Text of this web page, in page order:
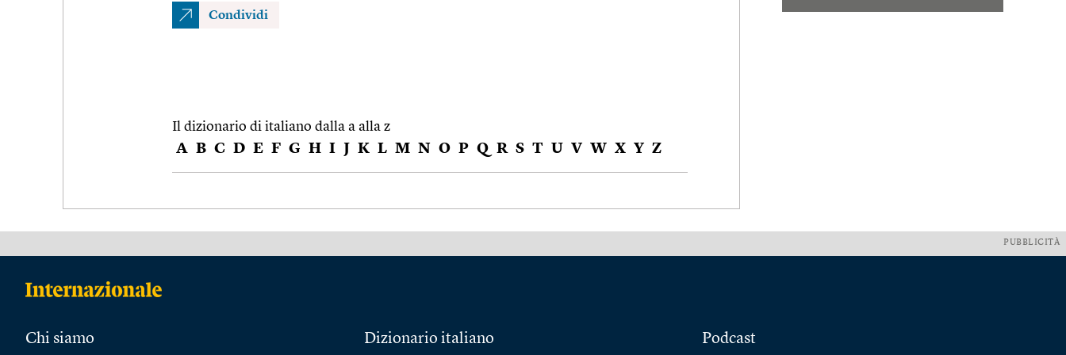
Condividi
Il dizionario di italiano dalla a alla z
A B C D E F G H I J K L M N O P Q R S T U V W X Y Z
PUBBLICITÀ
Chi siamo Dizionario italiano Podcast